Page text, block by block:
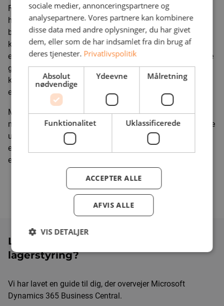
For med en effektiv lagerstyring ved du altid hvilke vare du
har på lager, hvor mange der er og hvornår nye skal
bestilles. Tilknyttes din lagerstyring din webshop, har dine
kunder også mulighed for at se hvor mange produkter der
er tilbage på lager, og såfremt de ikke er, kan systemet ofte
give en estimeret leveringstid. Det giver en god
købsoplevelse og en større chance for at få omsætningen,
end hvis systemet blot havde meldt "alt udsolgt".
Med et effektivt lagersystem har du også større grad
mulighed for at forbedre din likviditet og dermed ikke binde
unødige ressourcer i produkter. Lagerstyring fås ofte som
et tilvalg, en app eller som et program eller software til din
eksisterende POS eller
Lad JCD hjælpe dig med din
lagerstyring?
Vi har lavet en guide til dig, der overvejer Microsoft
Dynamics 365 Business Central.
sociale medier, annonceringspartnere og
analysepartnere. Vores partnere kan kombinere
disse data med andre oplysninger, du har givet
dem, eller som de har indsamlet fra din brug af
deres tjenester. Privatlivspolitik
Absolut
nødvendige
Ydeevne Målretning
Funktionalitet Uklassificerede
ACCEPTER ALLE
AFVIS ALLE
VIS DETALJER